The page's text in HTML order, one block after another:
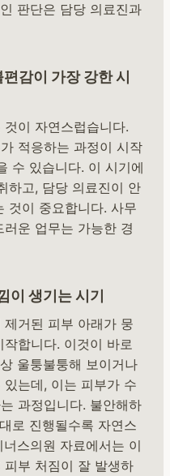
판단은 담당 의료진과
감이 가장 강한 시
이 자연스럽습니다.
적응하는 과정이 시작
수 있습니다. 이 시기에
하고, 담당 의료진이 안
것이 중요합니다. 사무
운 업무는 가능한 경
이 생기는 시기
거된 피부 아래가 뭉
합니다. 이것이 바로
울퉁불퉁해 보이거나
는데, 이는 피부가 수
과정입니다. 불안해하
로 진행될수록 자연스
스의원 자료에서는 이
부 처짐이 잘 발생하